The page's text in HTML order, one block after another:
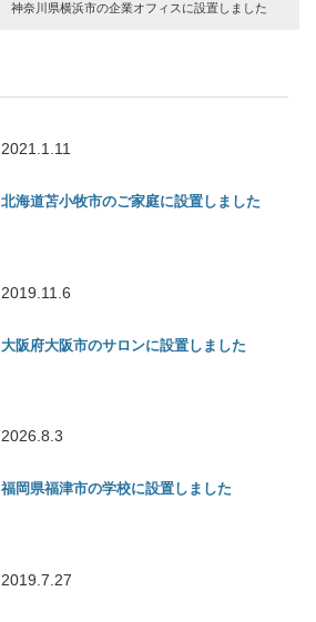
神奈川県横浜市の企業オフィスに設置しました
2021.1.11
北海道苫小牧市のご家庭に設置しました
2019.11.6
大阪府大阪市のサロンに設置しました
2026.8.3
福岡県福津市の学校に設置しました
2019.7.27